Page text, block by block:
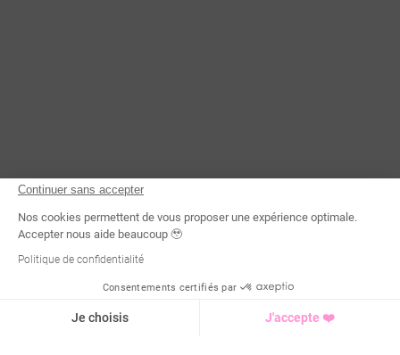
Continuer sans accepter
Nos cookies permettent de vous proposer une expérience optimale.
Accepter nous aide beaucoup 🥹
Politique de confidentialité
Consentements certifiés par
Je choisis J'accepte ❤️